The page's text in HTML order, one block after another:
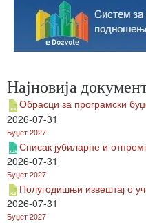
Најновија
Обрасци за програмски
2026-07-31
Буџет 2027
Списак јубиларне и
2026-07-31
Буџет 2027
Полугодишњи извештај о
2026-07-31
Буџет 2027